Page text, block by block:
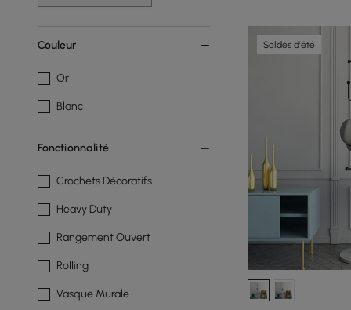
Couleur
Or
Blanc
Fonctionnalité
Crochets Décoratifs
Heavy Duty
Rangement Ouvert
Rolling
Vasque Murale
Soldes d'été